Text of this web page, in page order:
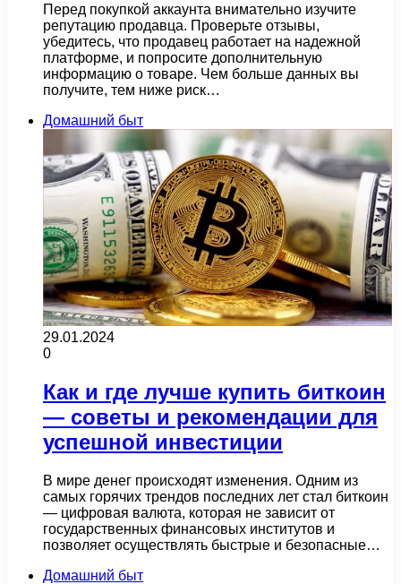
Перед покупкой аккаунта внимательно изучите
репутацию продавца. Проверьте отзывы,
убедитесь, что продавец работает на надежной
платформе, и попросите дополнительную
информацию о товаре. Чем больше данных вы
получите, тем ниже риск…
Домашний быт
29.01.2024
0
Как и где лучше купить биткоин
— советы и рекомендации для
успешной инвестиции
В мире денег происходят изменения. Одним из
самых горячих трендов последних лет стал биткоин
— цифровая валюта, которая не зависит от
государственных финансовых институтов и
позволяет осуществлять быстрые и безопасные…
Домашний быт